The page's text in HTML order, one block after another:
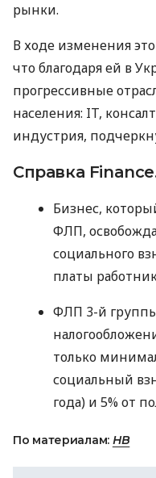
рынки.
В ходе изменения
что благодаря ей в
прогрессивные
населения: IT,
индустрия,
Справка
Бизнес,
ФЛП,
социального
платы
ФЛП 3-й
только
социальный
года) и 5% от
По материалам: НВ